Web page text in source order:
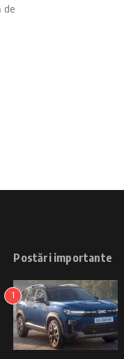
de
Postări importante
1